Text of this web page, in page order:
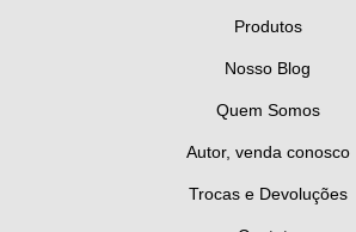
Produtos
Nosso Blog
Quem Somos
Autor, venda conosco
Trocas e Devoluções